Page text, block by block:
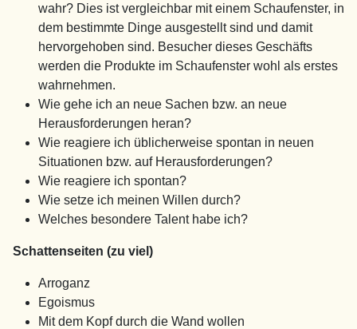
wahr? Dies ist vergleichbar mit einem Schaufenster, in
dem bestimmte Dinge ausgestellt sind und damit
hervorgehoben sind. Besucher dieses Geschäfts
werden die Produkte im Schaufenster wohl als erstes
wahrnehmen.
Wie gehe ich an neue Sachen bzw. an neue
Herausforderungen heran?
Wie reagiere ich üblicherweise spontan in neuen
Situationen bzw. auf Herausforderungen?
Wie reagiere ich spontan?
Wie setze ich meinen Willen durch?
Welches besondere Talent habe ich?
Schattenseiten (zu viel)
Arroganz
Egoismus
Mit dem Kopf durch die Wand wollen